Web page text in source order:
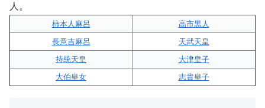
人。
柿本人麻呂
高市黒人
長意吉麻呂
天武天皇
持統天皇
大津皇子
大伯皇女
志貴皇子